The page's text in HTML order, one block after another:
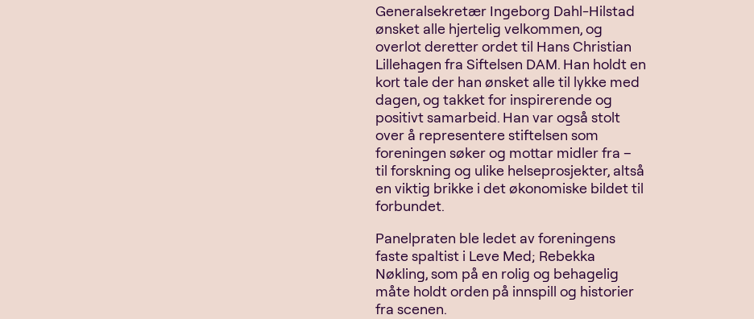
Generalsekretær Ingeborg Dahl-Hilstad
ønsket alle hjertelig velkommen, og
overlot deretter ordet til Hans Christian
Lillehagen fra Siftelsen DAM. Han holdt en
kort tale der han ønsket alle til lykke med
dagen, og takket for inspirerende og
positivt samarbeid. Han var også stolt
over å representere stiftelsen som
foreningen søker og mottar midler fra –
til forskning og ulike helseprosjekter, altså
en viktig brikke i det økonomiske bildet til
forbundet.
Panelpraten ble ledet av foreningens
faste spaltist i Leve Med; Rebekka
Nøkling, som på en rolig og behagelig
måte holdt orden på innspill og historier
fra scenen.